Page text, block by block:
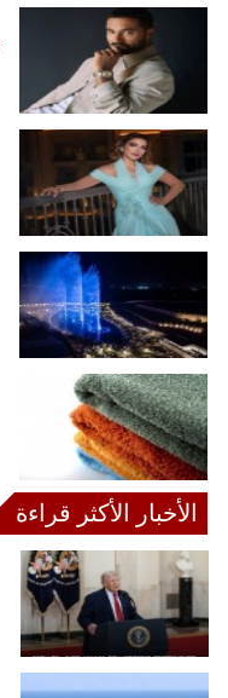
الأخبار الأكثر قراءة